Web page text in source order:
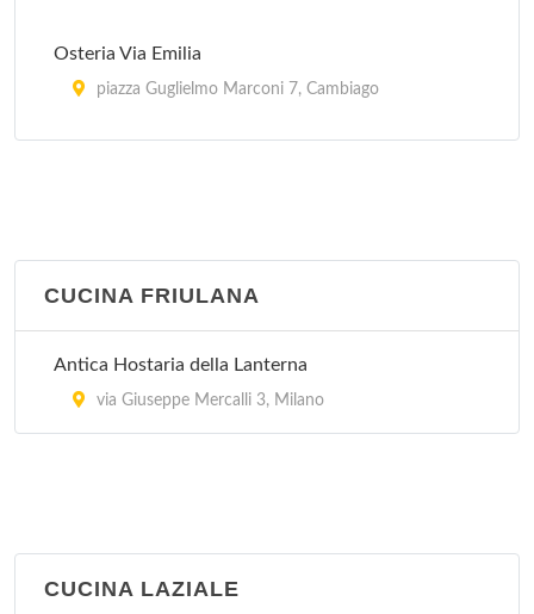
Osteria Via Emilia
piazza Guglielmo Marconi 7, Cambiago
CUCINA FRIULANA
Antica Hostaria della Lanterna
via Giuseppe Mercalli 3, Milano
CUCINA LAZIALE